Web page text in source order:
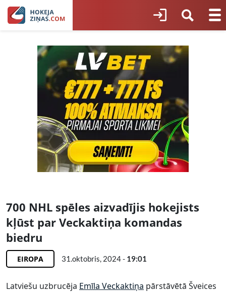
700 NHL spēles aizvadījis hokejists
kļūst par Veckaktiņa komandas
biedru
EIROPA 31.oktobris, 2024 - 19:01
Latviešu uzbrucēja Emīla Veckaktiņa pārstāvētā Šveices